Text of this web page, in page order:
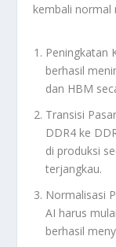
kembali normal
Peningkatan
berhasil
dan HBM
Transisi
DDR4 ke
di produksi
terjangkau.
Normalisasi
AI harus
berhasil